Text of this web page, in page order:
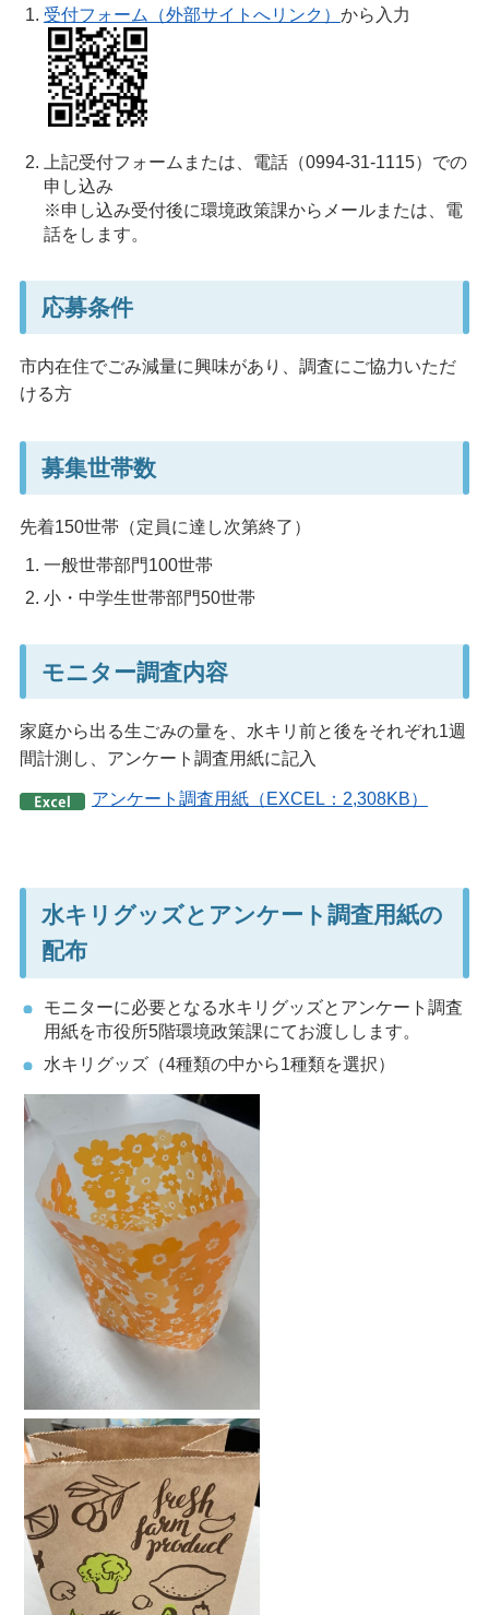
受付フォーム（外部サイトへリンク） から入力
上記受付フォームまたは、電話（0994-31-1115）での
申し込み
※申し込み受付後に環境政策課からメールまたは、電
話をします。
応募条件
市内在住でごみ減量に興味があり、調査にご協力いただ
ける方
募集世帯数
先着150世帯（定員に達し次第終了）
一般世帯部門100世帯
小・中学生世帯部門50世帯
モニター調査内容
家庭から出る生ごみの量を、水キリ前と後をそれぞれ1週
間計測し、アンケート調査用紙に記入
アンケート調査用紙（EXCEL：2,308KB）
水キリグッズとアンケート調査用紙の
配布
モニターに必要となる水キリグッズとアンケート調査
用紙を市役所5階環境政策課にてお渡しします。
水キリグッズ（4種類の中から1種類を選択）